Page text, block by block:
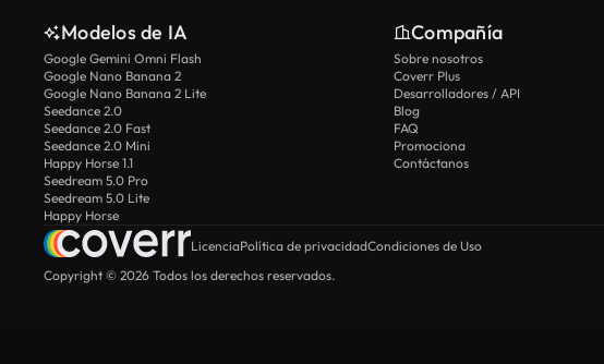
Modelos de IA
Google Gemini Omni Flash
Google Nano Banana 2
Google Nano Banana 2 Lite
Seedance 2.0
Seedance 2.0 Fast
Seedance 2.0 Mini
Happy Horse 1.1
Seedream 5.0 Pro
Seedream 5.0 Lite
Happy Horse
Compañía
Sobre nosotros
Coverr Plus
Desarrolladores / API
Blog
FAQ
Promociona
Contáctanos
LicenciaPolítica de privacidadCondiciones de Uso
Copyright © 2026 Todos los derechos reservados.